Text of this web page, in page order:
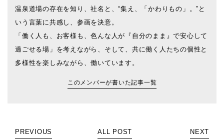
温泉道場の存在を知り、社名と、“集え、「かわりもの」。”と
いう言葉に共感し、参画を決意。
「働く人も、お客様も、色んな人が『自分のまま』で安心して
過ごせる場」を考えながら、そして、共に働く人たちの個性と
多様性を楽しみながら、働いています。
このメンバーが書いた記事一覧
PREVIOUS ALL POST NEXT